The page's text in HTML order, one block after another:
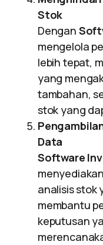
Stok
Dengan
mengelola
lebih tepat,
yang
tambahan,
stok yang
Data
Software
analisis stok
membantu
keputusan